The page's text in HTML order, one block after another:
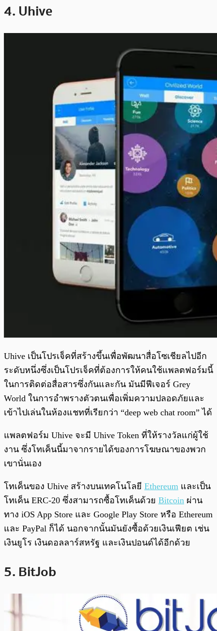
4. Uhive
Uhive เป็นโปรเจ็คที่สร้างขึ้นเพื่อพัฒนาสื่อโซเชียลไปอีก
ระดับหนึ่งซึ่งเป็นโปรเจ็คที่ต้องการให้คนใช้แพลตฟอร์มนี้
ในการติดต่อสื่อสารซึ่งกันและกัน มันมีฟีเจอร์ Grey
World ในการอำพรางตัวตนเพื่อเพิ่มความปลอดภัยและ
เข้าไปเล่นในห้องแชทที่เรียกว่า “deep web chat room” ได้
แพลตฟอร์ม Uhive จะมี Uhive Token ที่ให้รางวัลแก่ผู้ใช้
งาน ซึ่งโทเค็นนี้มาจากรายได้ของการโฆษณาของพวก
เขานั่นเอง
โทเค็นของ Uhive สร้างบนเทคโนโลยี Ethereum และเป็น
โทเค็น ERC-20 ซึ่งสามารถซื้อโทเค็นด้วย Bitcoin ผ่าน
ทาง iOS App Store และ Google Play Store หรือ Ethereum
และ PayPal ก็ได้ นอกจากนั้นมันยังซื้อด้วยเงินเฟียต เช่น
เงินยูโร เงินดอลลาร์สหรัฐ และเงินปอนด์ได้อีกด้วย
5. BitJob